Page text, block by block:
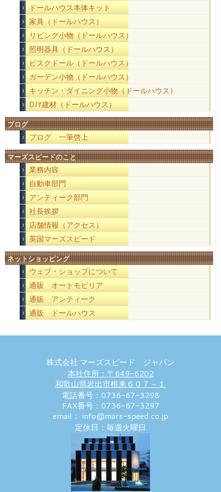
ドールハウス本体キット
家具（ドールハウス）
リビング小物（ドールハウス）
照明器具（ドールハウス）
ビスクドール（ドールハウス）
ガーデン小物（ドールハウス）
キッチン・ダイニング小物（ドールハウス）
DIY建材（ドールハウス）
ブログ
ブログ 一筆啓上
マーズスピードのこと
業務内容
自動車部門
アンティーク部門
社長挨拶
店舗情報（アクセス）
英国マーズスピード
ネットショッピング
ウェブ・ショップについて
通販 オートモビリア
通販 アンティーク
通販 ドールハウス
株式会社 マーズスピード ジャパン
本社住所：〒649-6202
和歌山県岩出市根来６０７－１
電話番号：0736-67-3298
FAX番号：0736-67-3297
email： info@mars-speed.co.jp
定休日：毎週火曜日